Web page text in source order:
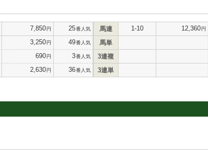
7,850円 25番人気
3,250円 49番人気
690円 3番人気
2,630円 36番人気
馬連 1-10 12,360円
馬単
3連複
3連単